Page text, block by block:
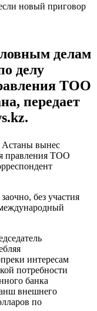
делам
делу
ТОО
передает
вынес
правления ТОО
без участия
интересам
потребности
банка
внешнего
по